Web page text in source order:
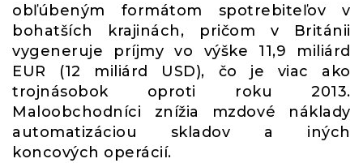
obľúbeným formátom spotrebiteľov v
bohatších krajinách, pričom v Británii
vygeneruje príjmy vo výške 11,9 miliárd
EUR (12 miliárd USD), čo je viac ako
trojnásobok oproti roku 2013.
Maloobchodníci znížia mzdové náklady
automatizáciou skladov a iných
koncových operácií.